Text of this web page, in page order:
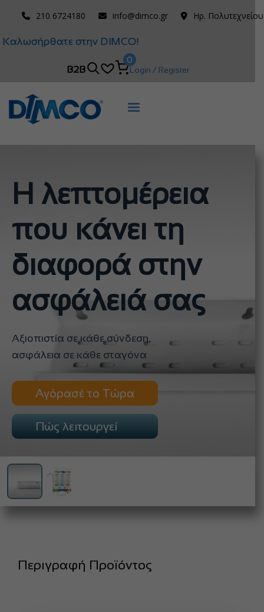
210 6724180 info@dimco.gr Ηρ.
Καλωσήρθατε στην DIMCO!
B2B
0
Login / Register
Η λεπτομέρεια
που κάνει τη
διαφορά στην
ασφάλειά σας
Αξιοπιστία σε κάθε σύνδεση,
ασφάλεια σε κάθε σταγόνα
Αγόρασέ το Τώρα
Πώς λειτουργεί
Περιγραφή Προϊόντος